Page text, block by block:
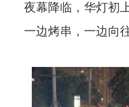
夜幕降临，华灯初
一边烤串，一边向